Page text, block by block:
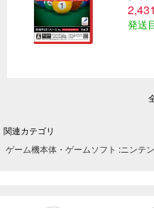
発送
関連カテゴリ
ゲーム機本体・ゲームソフト :ニンテ